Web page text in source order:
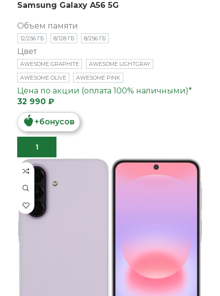
Samsung Galaxy A56 5G
Объем памяти
12/256 ГБ 8/128 ГБ 8/256 ГБ
Цвет
AWESOME GRAPHITE
AWESOME LIGHTGRAY
AWESOME OLIVE
AWESOME PINK
Цена по акции (оплата 100% наличными)*
32 990 ₽
+бонусов